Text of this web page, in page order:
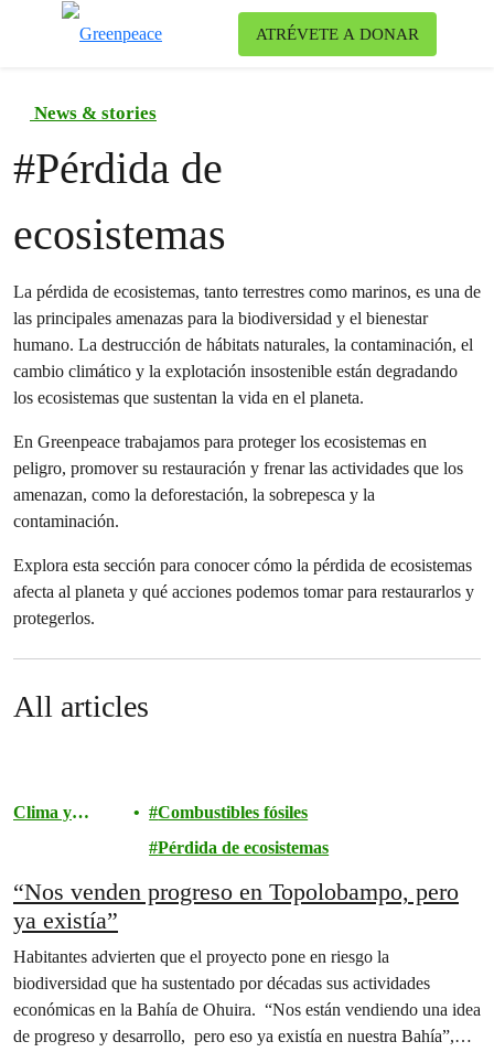
ATRÉVETE A DONAR
News & stories
#Pérdida de
ecosistemas
La pérdida de ecosistemas, tanto terrestres como marinos, es una de
las principales amenazas para la biodiversidad y el bienestar
humano. La destrucción de hábitats naturales, la contaminación, el
cambio climático y la explotación insostenible están degradando
los ecosistemas que sustentan la vida en el planeta.
En Greenpeace trabajamos para proteger los ecosistemas en
peligro, promover su restauración y frenar las actividades que los
amenazan, como la deforestación, la sobrepesca y la
contaminación.
Explora esta sección para conocer cómo la pérdida de ecosistemas
afecta al planeta y qué acciones podemos tomar para restaurarlos y
protegerlos.
All articles
Clima y
Combustibles fósiles
Pérdida de ecosistemas
“Nos venden progreso en Topolobampo, pero
ya existía”
Habitantes advierten que el proyecto pone en riesgo la
biodiversidad que ha sustentado por décadas sus actividades
económicas en la Bahía de Ohuira. “Nos están vendiendo una idea
de progreso y desarrollo, pero eso ya existía en nuestra Bahía”,